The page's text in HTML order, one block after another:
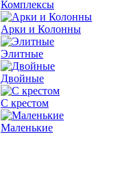
Комплексы
Арки и Колонны
Элитные
Двойные
С крестом
Маленькие